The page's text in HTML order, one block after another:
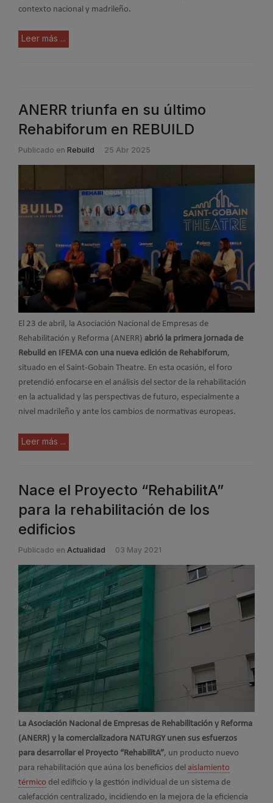
contexto nacional y madrileño.
Leer más ...
ANERR triunfa en su último
Rehabiforum en REBUILD
Publicado en Rebuild 25 Abr 2025
El 23 de abril, la Asociación Nacional de Empresas de
Rehabilitación y Reforma (ANERR) abrió la primera jornada de
Rebuild en IFEMA con una nueva edición de Rehabiforum,
situado en el Saint-Gobain Theatre. En esta ocasión, el foro
pretendió enfocarse en el análisis del sector de la rehabilitación
en la actualidad y las perspectivas de futuro, especialmente a
nivel madrileño y ante los cambios de normativas europeas.
Leer más ...
Nace el Proyecto “RehabilitA”
para la rehabilitación de los
edificios
Publicado en Actualidad 03 May 2021
La Asociación Nacional de Empresas de Rehabilitación y Reforma
(ANERR) y la comercializadora NATURGY unen sus esfuerzos
para desarrollar el Proyecto “RehabilitA”, un producto nuevo
para rehabilitación que aúna los beneficios del aislamiento
térmico del edificio y la gestión individual de un sistema de
calefacción centralizado, incidiendo en la mejora de la eficiencia